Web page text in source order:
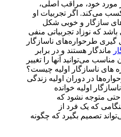
مورد خود، مراقب اصلی،
می‌کند. اگر تجربیات او
سازگار و خوبی شکل
که نوزاد تجربیاتی منفی
طرحواره‌های ناسازگار
ماندگار هستند و در برابر
مناسب می‌توانید آنها را تغییر
های ناسازگار اولیه چیست؟
در دوران اولیه زندگی
اولیه خوانده
متوجه نشود که
که یک فرد از
تصمیم بگیرد که چگونه